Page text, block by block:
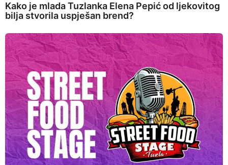
Kako je mlada Tuzlanka Elena Pepić od ljekovitog
bilja stvorila uspješan brend?